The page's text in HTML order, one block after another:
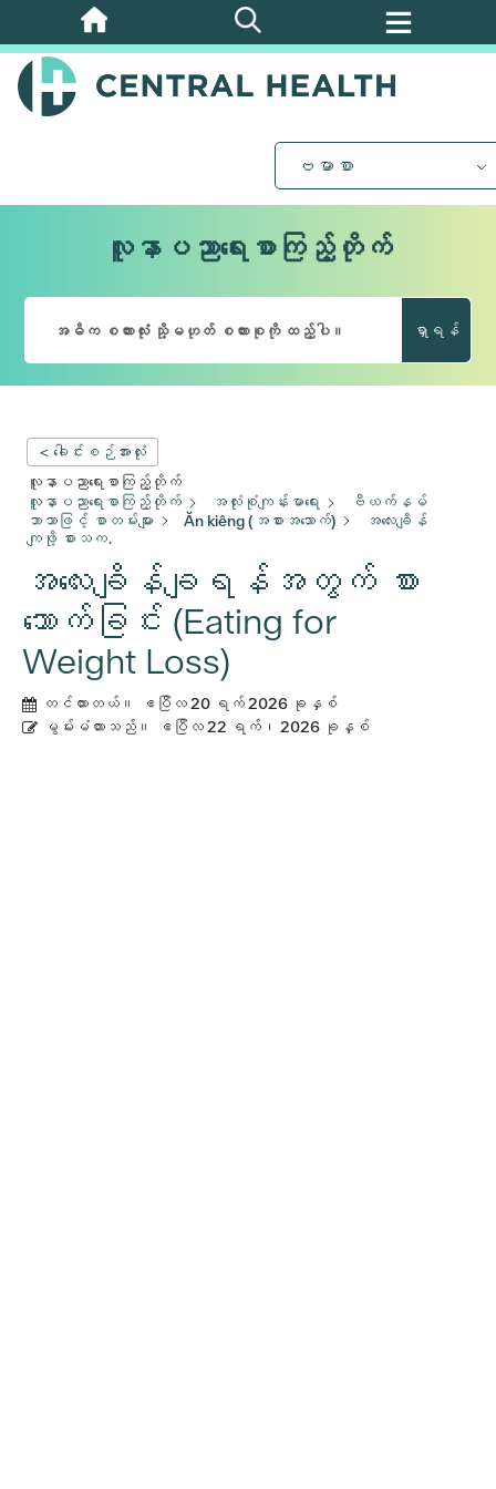
အဓိက
အကြောင်းအရာ
သို့
ဗမာစာ
လူနာပညာရေးစာကြည့်တိုက်
ရှာရန်
< ခေါင်းစဉ်အားလုံး
လူနာပညာရေးစာကြည့်တိုက်
လူနာပညာရေးစာကြည့်တိုက်
အလုံးစုံကျန်းမာရေး
ဗီယက်နမ်
ဘာသာဖြင့် စာတမ်းများ
Ăn kiêng (အစားအသောက်)
အ​လေး​ချိန်​
ကျ​ဖို့​ စား​သ​က​.
အလေးချိန်ချရန်အတွက် စား
သောက်ခြင်း (Eating for
Weight Loss)
တင်ထားတယ်။
ဧပြီလ 20 ရက် 2026 ခုနှစ်
မွမ်းမံထားသည်။
ဧပြီလ 22 ရက်၊ 2026 ခုနှစ်